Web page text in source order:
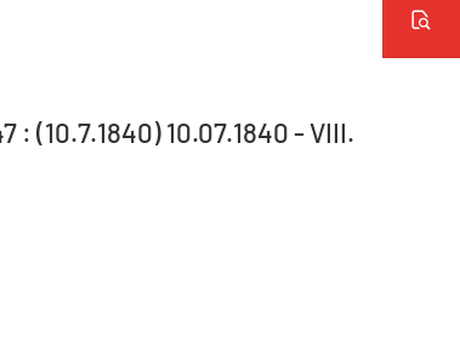
(10.7.1840) 10.07.1840 - VIII.